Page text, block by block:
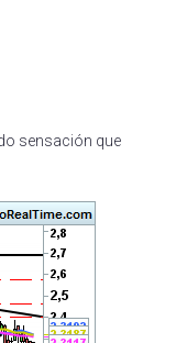
sensación que